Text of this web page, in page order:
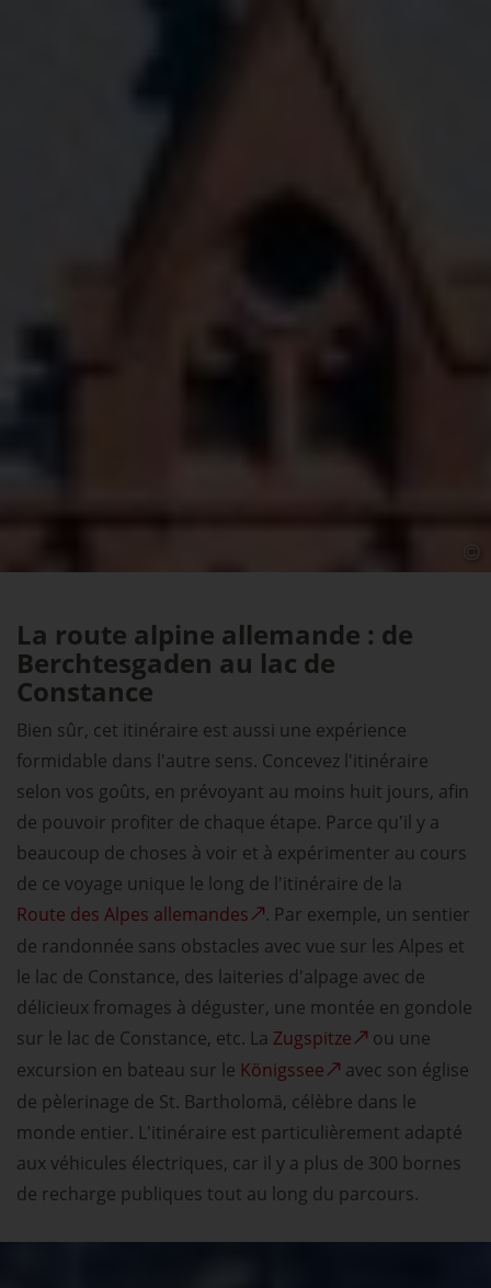
La route alpine allemande : de
Berchtesgaden au lac de
Constance
Bien sûr, cet itinéraire est aussi une expérience
formidable dans l'autre sens. Concevez l'itinéraire
selon vos goûts, en prévoyant au moins huit jours, afin
de pouvoir profiter de chaque étape. Parce qu'il y a
beaucoup de choses à voir et à expérimenter au cours
de ce voyage unique le long de l'itinéraire de la
Route des Alpes allemandes
. Par exemple, un sentier
de randonnée sans obstacles avec vue sur les Alpes et
le lac de Constance, des laiteries d'alpage avec de
délicieux fromages à déguster, une montée en gondole
sur le lac de Constance, etc. La Zugspitze
ou une
excursion en bateau sur le Königssee
avec son église
de pèlerinage de St. Bartholomä, célèbre dans le
monde entier. L'itinéraire est particulièrement adapté
aux véhicules électriques, car il y a plus de 300 bornes
de recharge publiques tout au long du parcours.